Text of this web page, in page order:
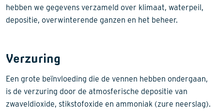
hebben we gegevens verzameld over klimaat, waterpeil,
depositie, overwinterende ganzen en het beheer.
Verzuring
Een grote beïnvloeding die de vennen hebben ondergaan,
is de verzuring door de atmosferische depositie van
zwaveldioxide, stikstofoxide en ammoniak (zure neerslag).